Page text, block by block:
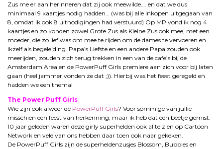
Zus me er aan herinneren dat zij ook meewilde…. en dat we dus
minimaal 9 kaartjes nodig hadden… (was bij alle inkopen uitgegaan van
8, omdat ik ook 8 uitnodigingen had verstuurd) Op MP vond ik nog 4
kaartjes en zo konden zowel Grote Zus als Kleine Zus ook mee, met een
moeder, die zo lief was om mee te rijden om de dames te vervoeren en
ikzelf als begeleiding. Papa’s Liefste en een andere Papa zouden ook
meerijden, zouden zich terug trekken in een van de cafe’s bij de
Amsterdam Area en de PowerPuff Girls premiere aan zich voor bij laten
gaan (heel jammer vonden ze dat ;)). Hierbij was het feest geregeld en
hadden we een thema!
The Power Puff Girls
Wie zijn ook alweer de PowerPuff Girls? Voor sommige van jullie
misschien een feest van herkenning, maar ik heb dat een beetje gemist.
10 jaar geleden waren deze girly superhelden ook al te zien op Cartoon
Network en vele van ons hebben daar toen ook naar gekeken.
De PowerPuff Girls zijn de superheldenzusjes Blossom, Bubbles en